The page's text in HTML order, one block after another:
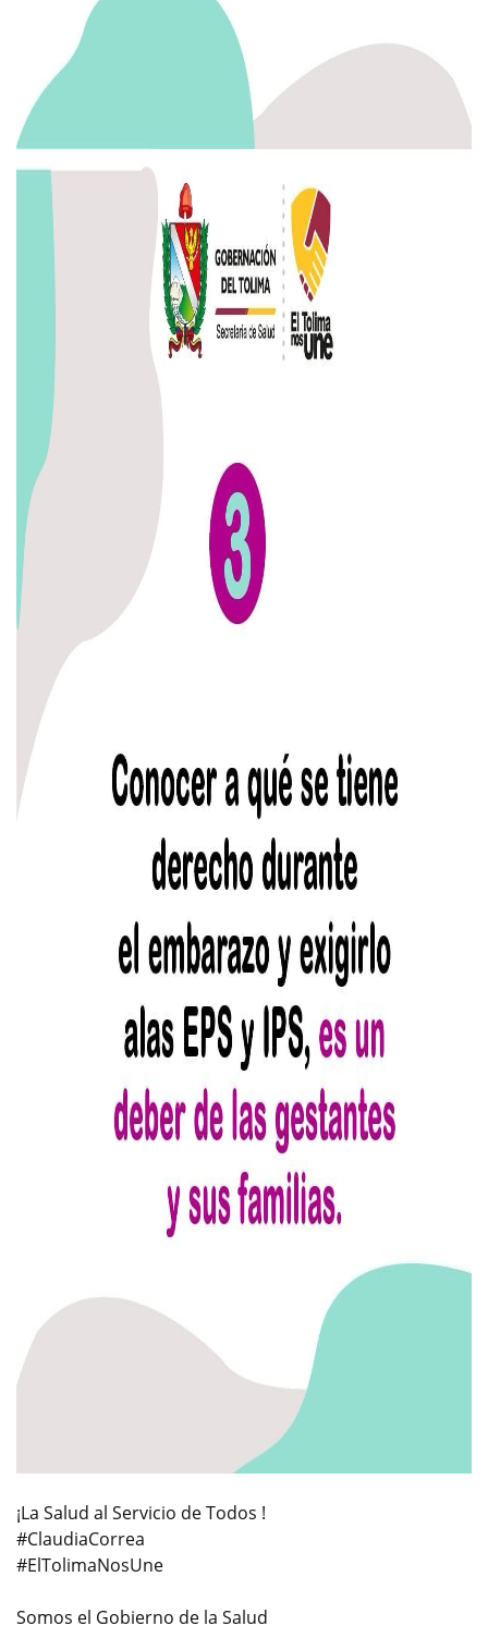
¡La Salud al Servicio de Todos !
#ClaudiaCorrea
#ElTolimaNosUne
Somos el Gobierno de la Salud